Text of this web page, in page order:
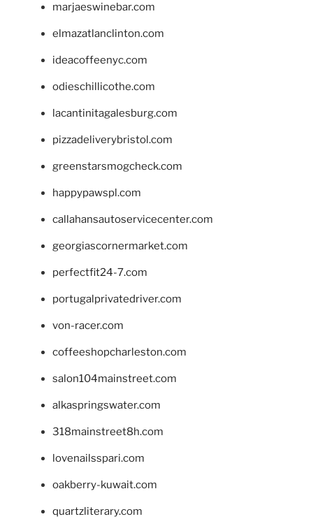
marjaeswinebar.com
elmazatlanclinton.com
ideacoffeenyc.com
odieschillicothe.com
lacantinitagalesburg.com
pizzadeliverybristol.com
greenstarsmogcheck.com
happypawspl.com
callahansautoservicecenter.com
georgiascornermarket.com
perfectfit24-7.com
portugalprivatedriver.com
von-racer.com
coffeeshopcharleston.com
salon104mainstreet.com
alkaspringswater.com
318mainstreet8h.com
lovenailsspari.com
oakberry-kuwait.com
quartzliterary.com